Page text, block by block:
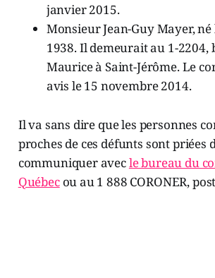
janvier 2015.
Monsieur Jean-Guy Mayer,
1938. Il demeurait au 1-2204,
Maurice à Saint-Jérôme. Le
avis le 15 novembre 2014.
Il va sans dire que les personnes
proches de ces défunts sont priées
communiquer avecle bureau du
Québecou au 1 888 CORONER,